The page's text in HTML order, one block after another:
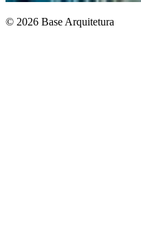
© 2026 Base Arquitetura